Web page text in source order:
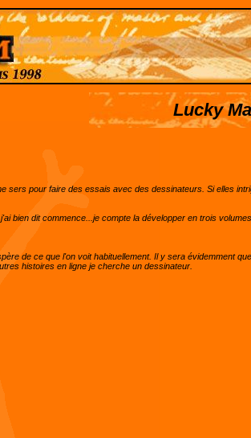
Lucky
sers pour faire des essais avec des dessinateurs. Si elles
bien dit commence...je compte la développer en trois
de ce que l'on voit habituellement. Il y sera évidemment
histoires en ligne je cherche un dessinateur.